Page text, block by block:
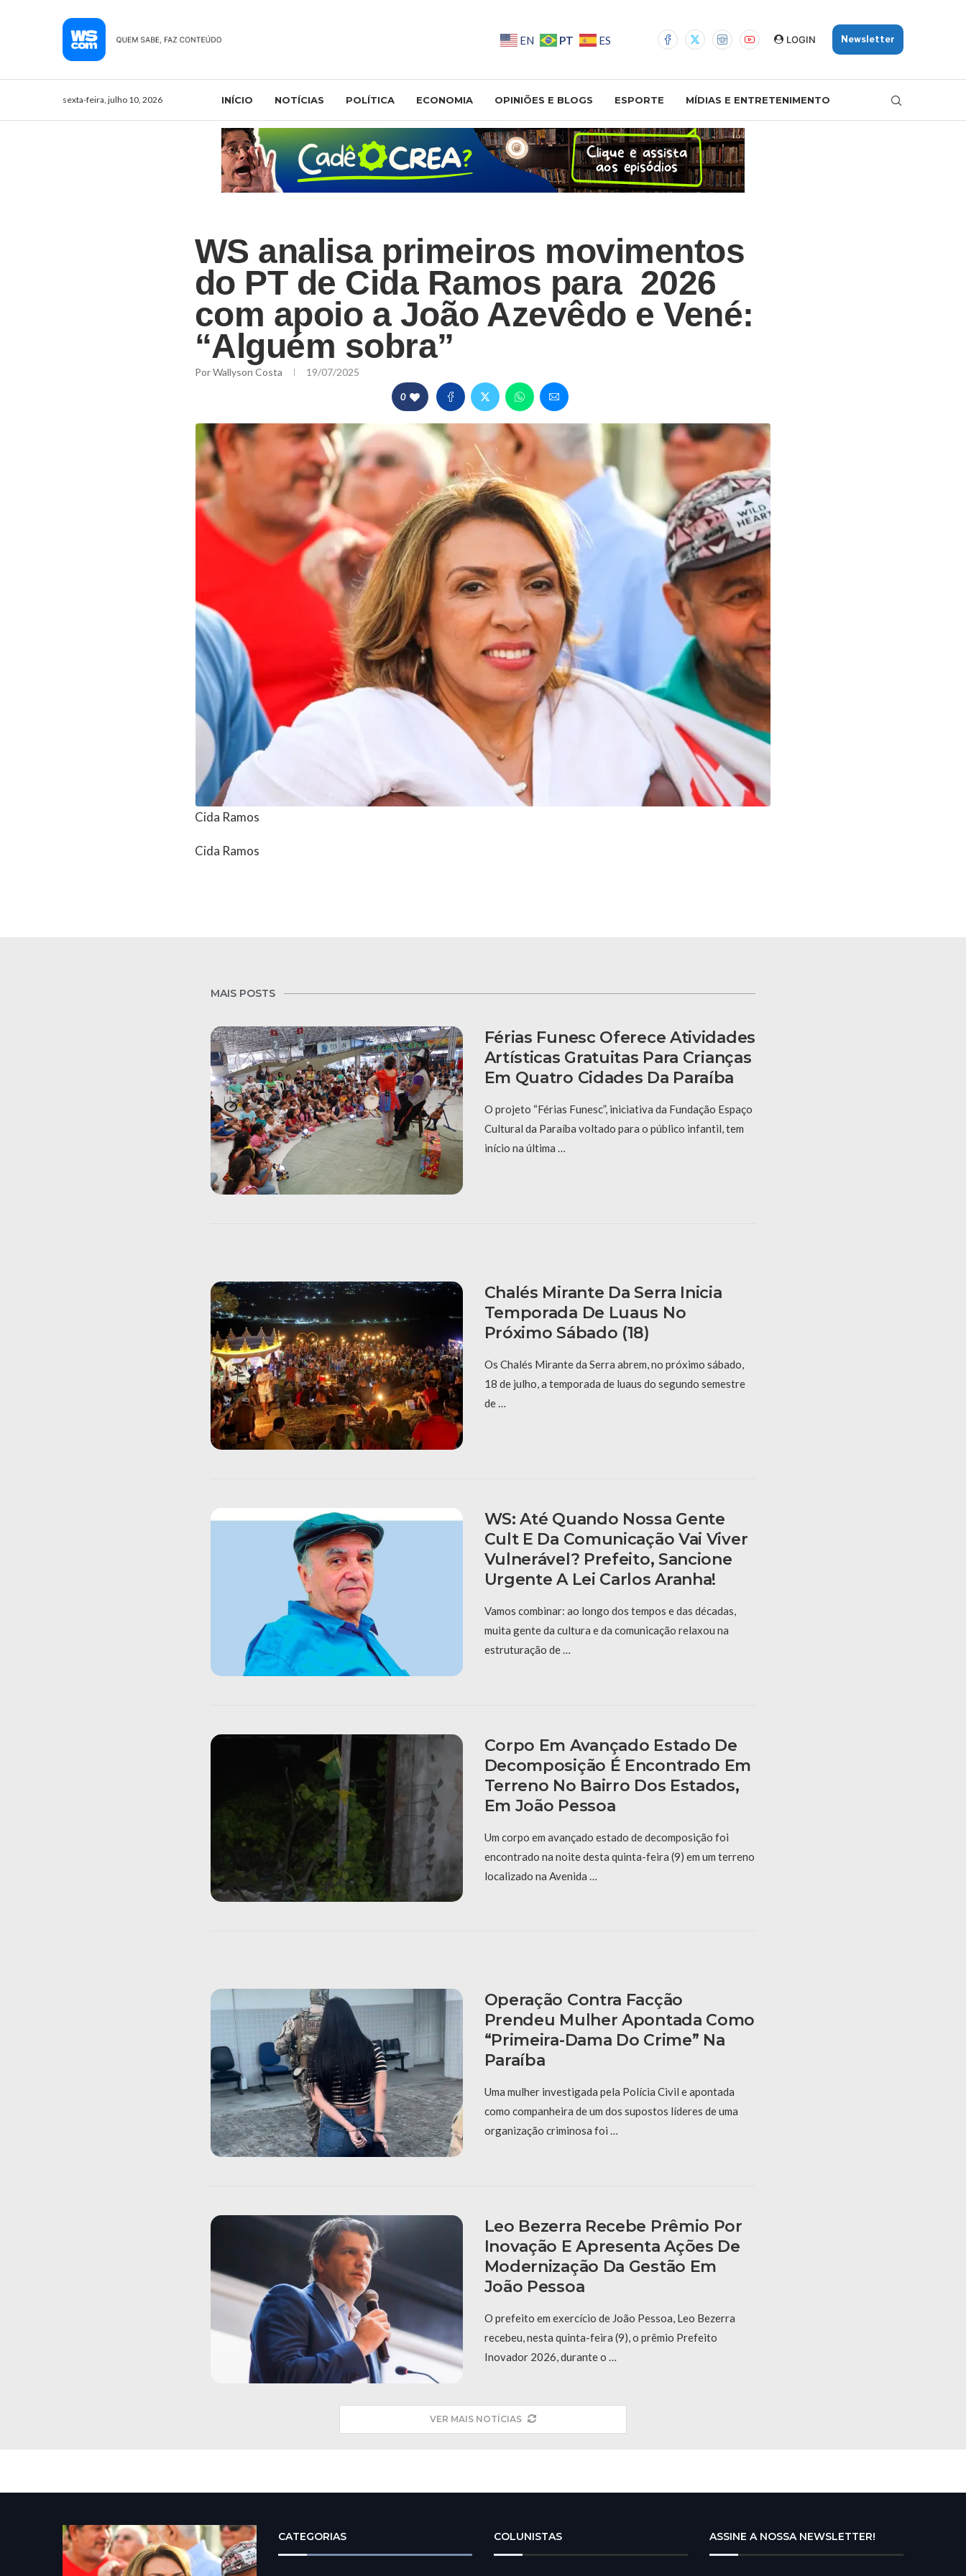
EN PT ES LOGIN Newsletter
sexta-feira, julho 10, 2026 INÍCIO NOTÍCIAS POLÍTICA ECONOMIA OPINIÕES E BLOGS ESPORTE MÍDIAS E ENTRETENIMENTO
WS analisa primeiros movimentos
do PT de Cida Ramos para 2026
com apoio a João Azevêdo e Vené:
“Alguém sobra”
PorWallyson Costa 19/07/2025
0
Cida Ramos
Cida Ramos
MAIS POSTS
Férias Funesc Oferece Atividades
Artísticas Gratuitas Para Crianças
Em Quatro Cidades Da Paraíba
O projeto “Férias Funesc”, iniciativa da Fundação Espaço
Cultural da Paraíba voltado para o público infantil, tem
início na última …
Chalés Mirante Da Serra Inicia
Temporada De Luaus No
Próximo Sábado (18)
Os Chalés Mirante da Serra abrem, no próximo sábado,
18 de julho, a temporada de luaus do segundo semestre
de …
WS: Até Quando Nossa Gente
Cult E Da Comunicação Vai Viver
Vulnerável? Prefeito, Sancione
Urgente A Lei Carlos Aranha!
Vamos combinar: ao longo dos tempos e das décadas,
muita gente da cultura e da comunicação relaxou na
estruturação de …
Corpo Em Avançado Estado De
Decomposição É Encontrado Em
Terreno No Bairro Dos Estados,
Em João Pessoa
Um corpo em avançado estado de decomposição foi
encontrado na noite desta quinta-feira (9) em um terreno
localizado na Avenida …
Operação Contra Facção
Prendeu Mulher Apontada Como
“primeira-Dama Do Crime” Na
Paraíba
Uma mulher investigada pela Polícia Civil e apontada
como companheira de um dos supostos líderes de uma
organização criminosa foi …
Leo Bezerra Recebe Prêmio Por
Inovação E Apresenta Ações De
Modernização Da Gestão Em
João Pessoa
O prefeito em exercício de João Pessoa, Leo Bezerra
recebeu, nesta quinta-feira (9), o prêmio Prefeito
Inovador 2026, durante o …
VER MAIS NOTÍCIAS
CATEGORIAS COLUNISTAS ASSINE A NOSSA NEWSLETTER!